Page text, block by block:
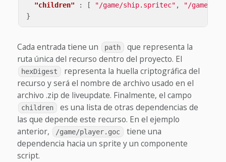
"children"
: [ "/game/ship.spritec" ,
"/game/
}
Cada entrada tiene un path
que representa la
ruta única del recurso dentro del proyecto. El
hexDigest
representa la huella criptográfica del
recurso y será el nombre de archivo usado en el
archivo .zip de liveupdate. Finalmente, el campo
children
es una lista de otras dependencias de
las que depende este recurso. En el ejemplo
anterior,
/game/player.goc
tiene una
dependencia hacia un sprite y un componente
script.